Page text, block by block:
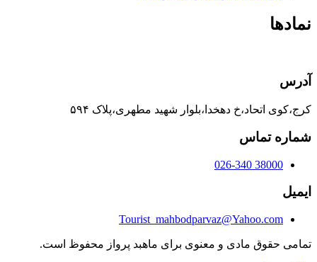
اتحاد،خ دهخدا،بلوار شهید مطهری،پلاک ۵۹۴
تماس
38000 026-340
Tourist_mahbodparvaz@Yahoo.com
حقوق مادی و معنوی برای ماهبد پرواز محفوظ است.